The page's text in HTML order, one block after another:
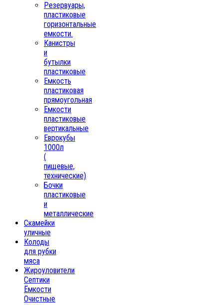
Резервуары,
пластиковые
горизонтальные
емкости.
Канистры
и
бутылки
пластиковые
Емкость
пластиковая
прямоугольная
Емкости
пластиковые
вертикальные
Еврокубы
1000л
(
пищевые,
технические)
Бочки
пластиковые
и
металлические
Скамейки
уличные
Колоды
для рубки
мяса
Жироуловители
Септики
Ёмкости
Очистные